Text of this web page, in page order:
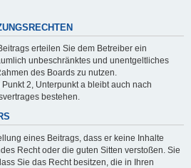
erteilen Sie dem Betreiber ein
unbeschränktes und unentgeltliches
des Boards zu nutzen.
2, Unterpunkt a bleibt auch nach
bestehen.
eines Beitrags, dass er keine Inhalte
Recht oder die guten Sitten verstoßen. Sie
Sie das Recht besitzen, die in Ihren